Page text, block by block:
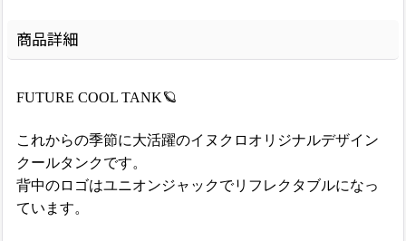
商品詳細
FUTURE COOL TANK🪐
これからの季節に大活躍のイヌクロオリジナルデザイン
クールタンクです。
背中のロゴはユニオンジャックでリフレクタブルになっ
ています。